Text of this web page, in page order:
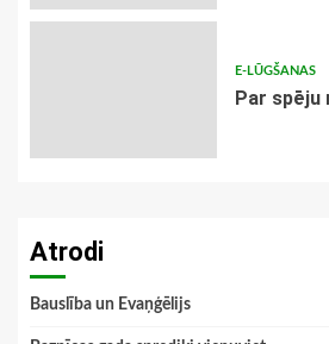
E-LŪGŠANAS
Par spēju
Atrodi
Bauslība un Evaņģēlijs